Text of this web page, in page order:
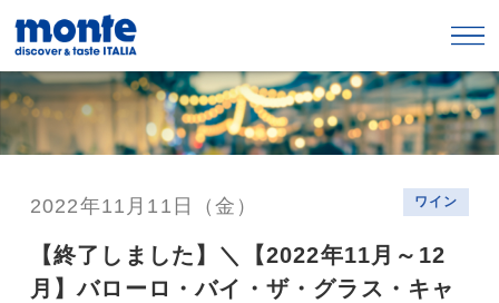
2022年11月11日（金） ワイン
【終了しました】＼【2022年11月～12
月】バローロ・バイ・ザ・グラス・キャ